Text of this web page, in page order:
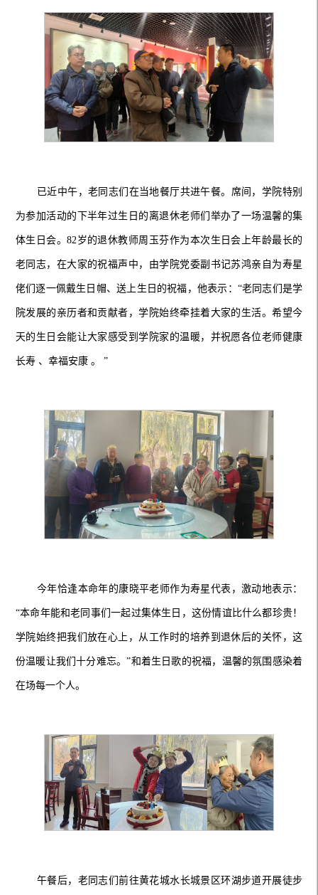
已近中午，老同志们在当地餐厅共进午餐。席间，学院特别
为参加活动的下半年过生日的离退休老师们举办了一场温馨的集
体生日会。82岁的退休教师周玉芬作为本次生日会上年龄最长的
老同志，在大家的祝福声中，由学院党委副书记苏鸿亲自为寿星
佬们逐一佩戴生日帽、送上生日的祝福，他表示：“老同志们是学
院发展的亲历者和贡献者，学院始终牵挂着大家的生活。希望今
天的生日会能让大家感受到学院家的温暖，并祝愿各位老师健康
长寿 、幸福安康 。 ”
今年恰逢本命年的康晓平老师作为寿星代表，激动地表示：
“本命年能和老同事们一起过集体生日，这份情谊比什么都珍贵！
学院始终把我们放在心上，从工作时的培养到退休后的关怀，这
份温暖让我们十分难忘。”和着生日歌的祝福，温馨的氛围感染着
在场每一个人。
午餐后，老同志们前往黄花城水长城景区环湖步道开展徒步